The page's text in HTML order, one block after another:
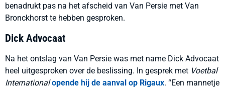
benadrukt pas na het afscheid van Van Persie met Van
Bronckhorst te hebben gesproken.
Dick Advocaat
Na het ontslag van Van Persie was met name Dick Advocaat
heel uitgesproken over de beslissing. In gesprek met Voetbal
International opende hij de aanval op Rigaux. “Een mannetje